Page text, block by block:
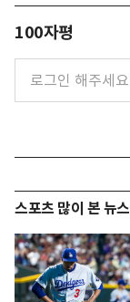
100자평
스포츠 많이 본 뉴스